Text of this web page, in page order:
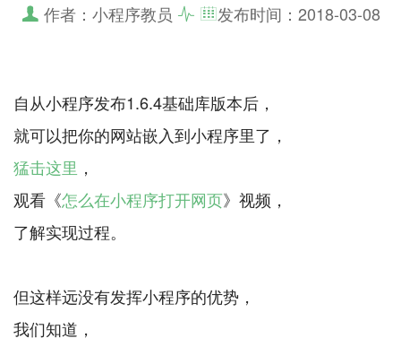
作者：小程序教员 发布时间： 2018-03-08
自从小程序发布1.6.4基础库版本后，
猛击这里 ，
观看《怎么在小程序打开网页》视频，
了解实现过程。
但这样远没有发挥小程序的优势，
我们知道，